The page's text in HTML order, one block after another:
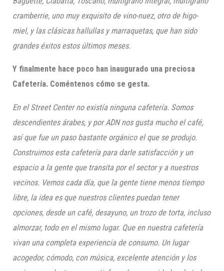
cramberrie, uno muy exquisito de vino-nuez, otro de higo-
miel, y las clásicas hallullasy marraquetas, que han sido
grandes éxitos estos últimos meses.
Y finalmente hace poco han inaugurado una preciosa
Cafetería. Coméntenos cómo se gesta.
En el Street Center no existía ningunacafetería. Somos
descendientesárabes, y por ADNnos gusta mucho el café,
así que fue un paso bastante orgánico el que se produjo.
Construimos esta cafetería para darle satisfacción y un
espacio a la gente que transita por el sector y a nuestros
vecinos. Vemos cada día, que la gente tiene menos tiempo
libre, la idea es que nuestros clientes puedan tener
opciones, desde un café, desayuno, un trozo de torta, incluso
almorzar, todo en el mismo lugar. Que en nuestra cafetería
vivan una completa experiencia de consumo. Un lugar
acogedor, cómodo, con música, excelente atención y los